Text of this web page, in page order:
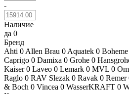
-
Наличие
да 0
Бренд
Ahti 0 Allen Brau 0 Aquatek 0 Boheme
Caprigo 0 Damixa 0 Grohe 0
Kaiser0 Laveo 0 Lemark 0 MVL 0
Raglo 0 RAV Slezak 0 Ravak 0 Remer
& Boch 0 Vincea 0 WasserKRAFT 0